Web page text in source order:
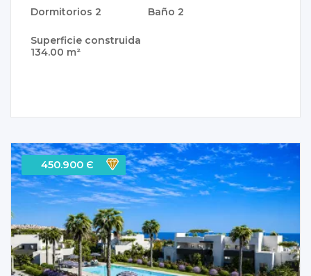
Dormitorios 2 Baño 2
Superficie construida
134.00 m²
450.900 Є